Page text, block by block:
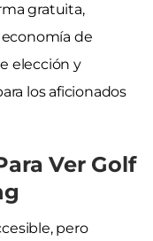
gratuita,
de
elección y
los aficionados
Ver Golf
pero